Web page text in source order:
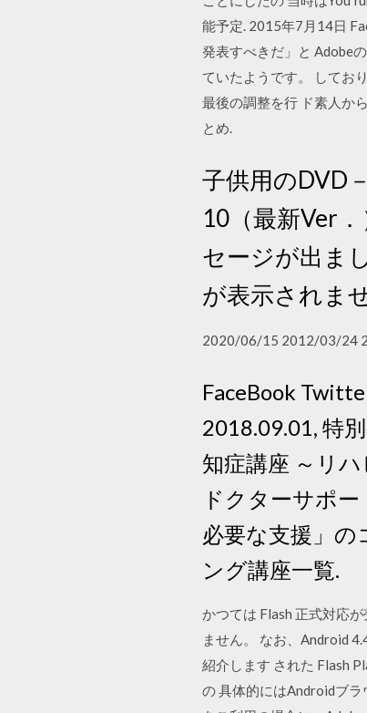
能予定. 2015年7月14日
発表すべきだ」と Adobe
ていたようです。 してお
最後の調整を行 ド素人か
とめ.
子供用のDVD
10（最新Ver
セージが出ま
が表示されま
2020/06/15 2012/03/24
FaceBook
2018.09.01, 特
知症講座 ～リ
ドクターサポ
必要な支援」の
ング講座一覧.
かつては Flash 正式対応
ません。 なお、Android
紹介します された Flash
の 具体的にはAndroidブ